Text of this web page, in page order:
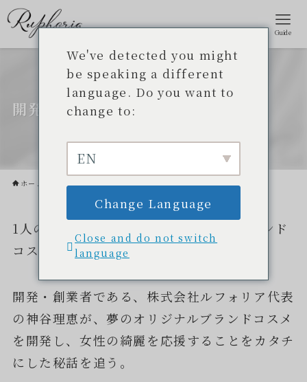
Guide
開発ストーリー
ホーム 開発ストーリー
1人の女性の「夢」から始まった、新ブランド
コスメRuphoriaプロジェクト。
開発・創業者である、株式会社ルフォリア代表
の神谷理恵が、夢のオリジナルブランドコスメ
を開発し、女性の綺麗を応援することをカタチ
にした秘話を追う。
We've detected you might
be speaking a different
language. Do you want to
change to:
EN
Change Language
Close and do not switch
language